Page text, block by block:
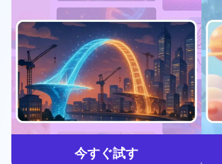
今すぐ試す 生